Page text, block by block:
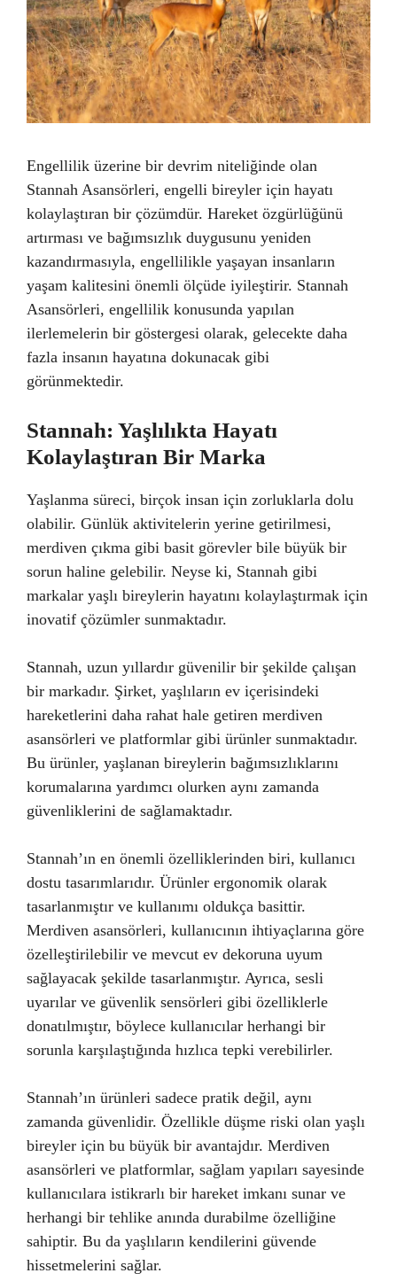
Engellilik üzerine bir devrim niteliğinde olan
Stannah Asansörleri, engelli bireyler için hayatı
kolaylaştıran bir çözümdür. Hareket özgürlüğünü
artırması ve bağımsızlık duygusunu yeniden
kazandırmasıyla, engellilikle yaşayan insanların
yaşam kalitesini önemli ölçüde iyileştirir. Stannah
Asansörleri, engellilik konusunda yapılan
ilerlemelerin bir göstergesi olarak, gelecekte daha
fazla insanın hayatına dokunacak gibi
görünmektedir.
Stannah: Yaşlılıkta Hayatı
Kolaylaştıran Bir Marka
Yaşlanma süreci, birçok insan için zorluklarla dolu
olabilir. Günlük aktivitelerin yerine getirilmesi,
merdiven çıkma gibi basit görevler bile büyük bir
sorun haline gelebilir. Neyse ki, Stannah gibi
markalar yaşlı bireylerin hayatını kolaylaştırmak için
inovatif çözümler sunmaktadır.
Stannah, uzun yıllardır güvenilir bir şekilde çalışan
bir markadır. Şirket, yaşlıların ev içerisindeki
hareketlerini daha rahat hale getiren merdiven
asansörleri ve platformlar gibi ürünler sunmaktadır.
Bu ürünler, yaşlanan bireylerin bağımsızlıklarını
korumalarına yardımcı olurken aynı zamanda
güvenliklerini de sağlamaktadır.
Stannah’ın en önemli özelliklerinden biri, kullanıcı
dostu tasarımlarıdır. Ürünler ergonomik olarak
tasarlanmıştır ve kullanımı oldukça basittir.
Merdiven asansörleri, kullanıcının ihtiyaçlarına göre
özelleştirilebilir ve mevcut ev dekoruna uyum
sağlayacak şekilde tasarlanmıştır. Ayrıca, sesli
uyarılar ve güvenlik sensörleri gibi özelliklerle
donatılmıştır, böylece kullanıcılar herhangi bir
sorunla karşılaştığında hızlıca tepki verebilirler.
Stannah’ın ürünleri sadece pratik değil, aynı
zamanda güvenlidir. Özellikle düşme riski olan yaşlı
bireyler için bu büyük bir avantajdır. Merdiven
asansörleri ve platformlar, sağlam yapıları sayesinde
kullanıcılara istikrarlı bir hareket imkanı sunar ve
herhangi bir tehlike anında durabilme özelliğine
sahiptir. Bu da yaşlıların kendilerini güvende
hissetmelerini sağlar.